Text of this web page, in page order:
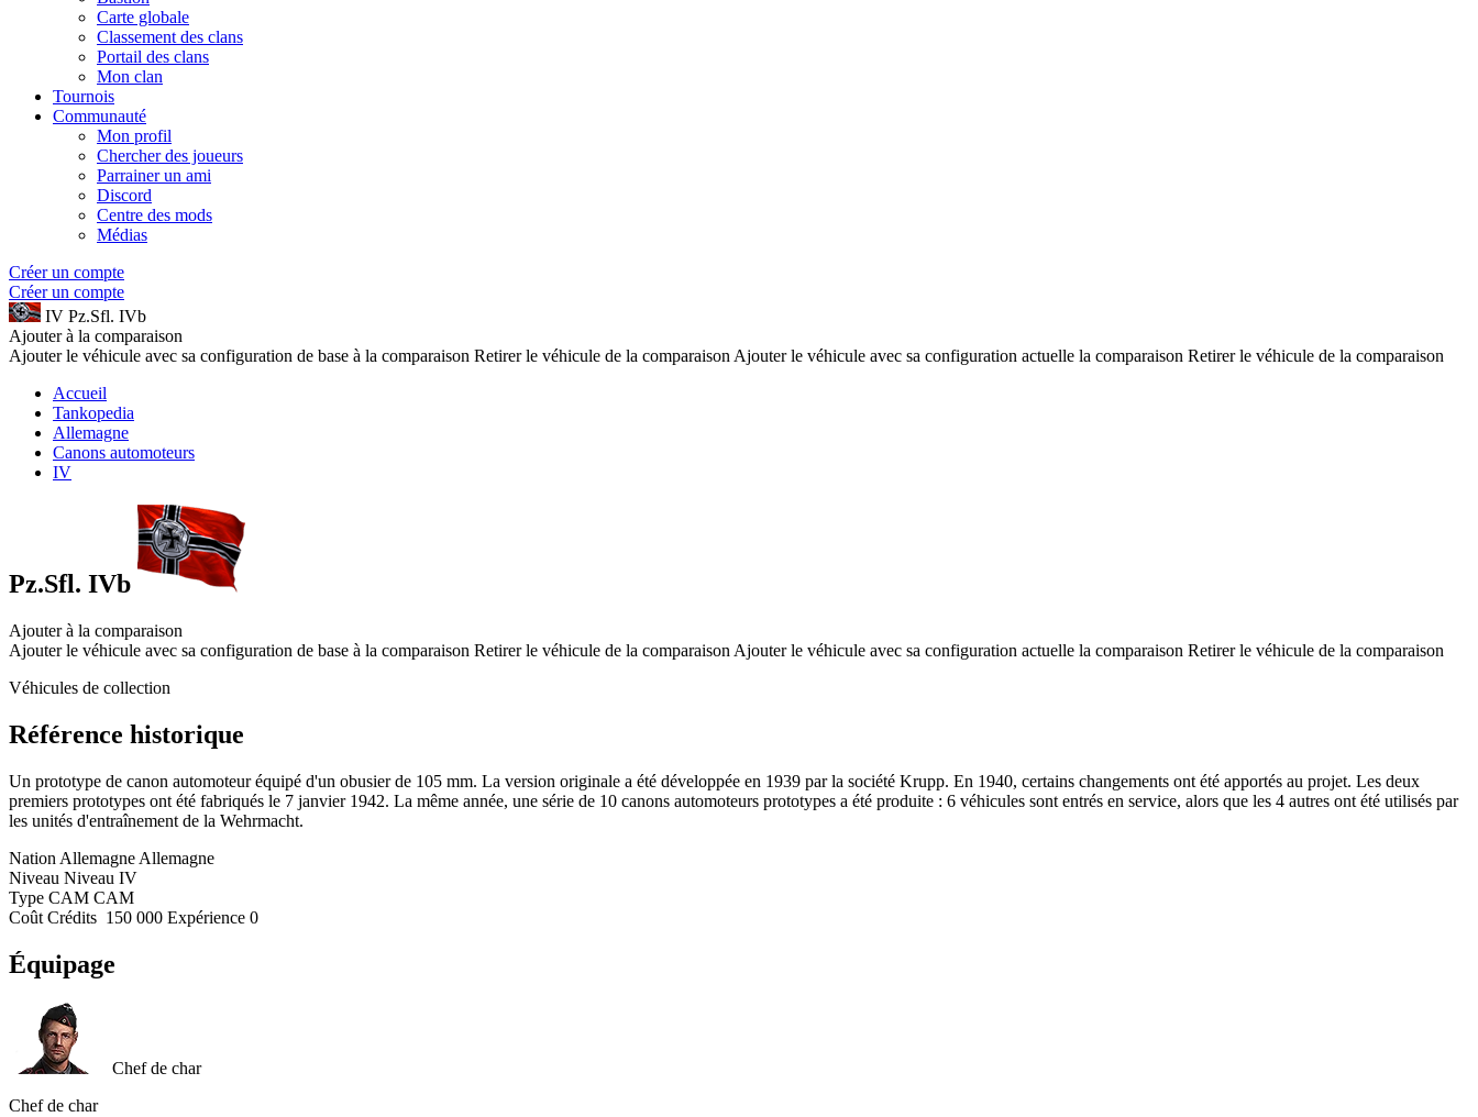
Carte globale
Classement des clans
Portail des clans
Mon clan
Tournois
Communauté
Mon profil
Chercher des joueurs
Parrainer un ami
Discord
Centre des mods
Médias
Créer un compte
Créer un compte
IV Pz.Sfl. IVb
Ajouter à la comparaison
Ajouter le véhicule avec sa configuration de base à la comparaison Retirer le véhicule de la comparaison Ajouter le véhicule avec sa configuration actuelle la comparaison Retirer le véhicule de la comparaison
Accueil
Tankopedia
Allemagne
Canons automoteurs
IV
Pz.Sfl. IVb
Ajouter à la comparaison
Ajouter le véhicule avec sa configuration de base à la comparaison Retirer le véhicule de la comparaison Ajouter le véhicule avec sa configuration actuelle la comparaison Retirer le véhicule de la comparaison
Véhicules de collection
Référence historique
Un prototype de canon automoteur équipé d'un obusier de 105 mm. La version originale a été développée en 1939 par la société Krupp. En 1940, certains changements ont été apportés au projet. Les deux
premiers prototypes ont été fabriqués le 7 janvier 1942. La même année, une série de 10 canons automoteurs prototypes a été produite : 6 véhicules sont entrés en service, alors que les 4 autres ont été utilisés par
les unités d'entraînement de la Wehrmacht.
Nation Allemagne Allemagne
Niveau Niveau IV
Type CAM CAM
Coût Crédits 150 000 Expérience 0
Équipage
Chef de char
Chef de char